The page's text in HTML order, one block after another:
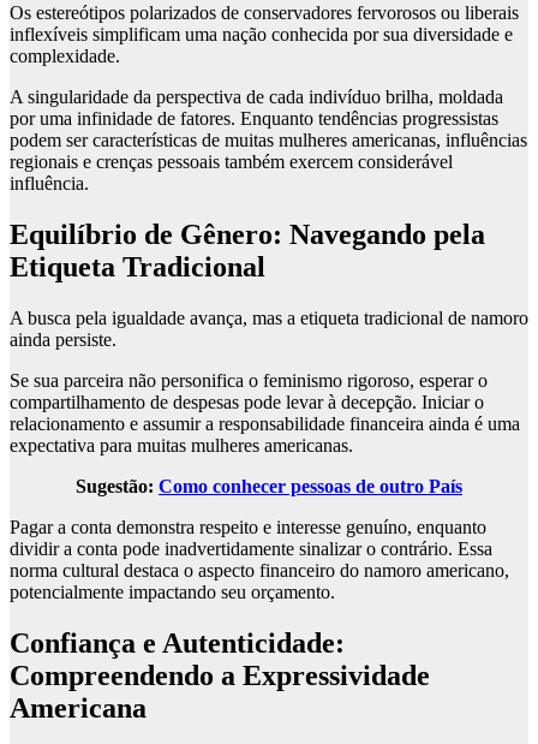
Os estereótipos polarizados de conservadores fervorosos ou liberais
inflexíveis simplificam uma nação conhecida por sua diversidade e
complexidade.
A singularidade da perspectiva de cada indivíduo brilha, moldada
por uma infinidade de fatores. Enquanto tendências progressistas
podem ser características de muitas mulheres americanas, influências
regionais e crenças pessoais também exercem considerável
influência.
Equilíbrio de Gênero: Navegando pela
Etiqueta Tradicional
A busca pela igualdade avança, mas a etiqueta tradicional de namoro
ainda persiste.
Se sua parceira não personifica o feminismo rigoroso, esperar o
compartilhamento de despesas pode levar à decepção. Iniciar o
relacionamento e assumir a responsabilidade financeira ainda é uma
expectativa para muitas mulheres americanas.
Sugestão: Como conhecer pessoas de outro País
Pagar a conta demonstra respeito e interesse genuíno, enquanto
dividir a conta pode inadvertidamente sinalizar o contrário. Essa
norma cultural destaca o aspecto financeiro do namoro americano,
potencialmente impactando seu orçamento.
Confiança e Autenticidade:
Compreendendo a Expressividade
Americana